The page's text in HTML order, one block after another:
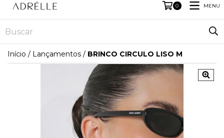
0 MENU
Início / Lançamentos / BRINCO CIRCULO LISO M